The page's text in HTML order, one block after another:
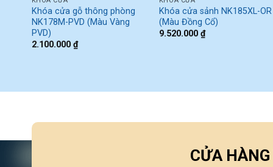
Khóa cửa gỗ thông phòng
NK178M-PVD (Màu Vàng
PVD)
2.100.000 ₫
Khóa cửa sảnh NK185XL-OR
(Màu Đồng Cổ)
9.520.000 ₫
CỬA